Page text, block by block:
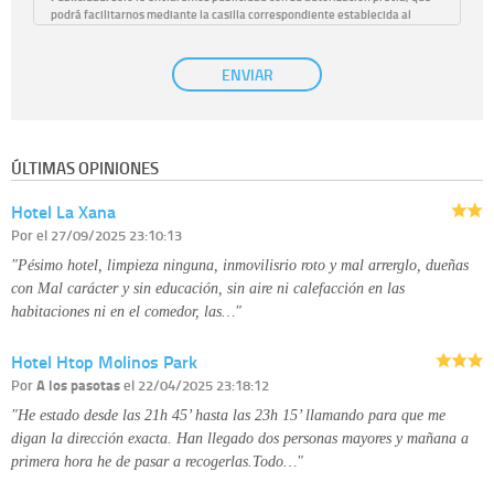
podrá facilitarnos mediante la casilla correspondiente establecida al
únicamente trataremos sus datos con su consentimiento
previo, que podrá facilitarnos mediante la casilla correspondiente
Derechos:tiene derecho a saber qué información tenemos sobre usted,
disponible en nuestra página web.
Información complementaria:
ENVIAR
ÚLTIMAS OPINIONES
Hotel La Xana
Porel 27/09/2025 23:10:13
"Pésimo hotel, limpieza ninguna, inmovilisrio roto y mal arrerglo, dueñas
con Mal carácter y sin educación, sin aire ni calefacción en las
habitaciones ni en el comedor, las…"
Hotel Htop Molinos Park
PorA los pasotasel 22/04/2025 23:18:12
"He estado desde las 21h 45’ hasta las 23h 15’ llamando para que me
digan la dirección exacta. Han llegado dos personas mayores y mañana a
primera hora he de pasar a recogerlas.Todo…"